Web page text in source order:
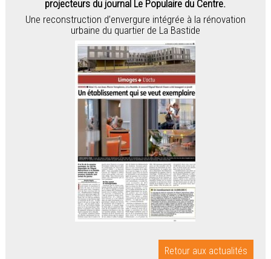
projecteurs du journal Le Populaire du Centre.
Une reconstruction d’envergure intégrée à la rénovation
urbaine du quartier de La Bastide
Retour aux actualités